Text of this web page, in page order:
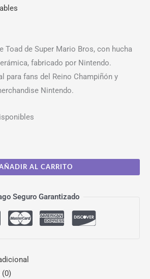
Toad de Super Mario Bros, con hucha
fabricado por Nintendo.
para fans del Reino Champiñón y
Nintendo.
AL CARRITO
Seguro Garantizado
(0)